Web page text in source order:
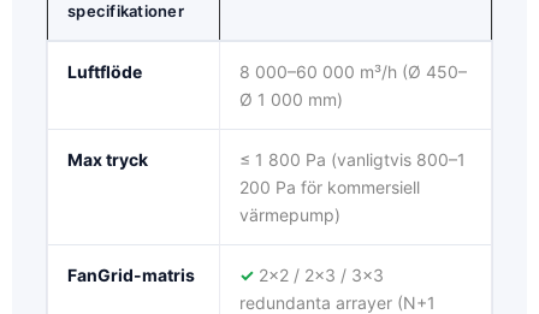
specifikationer
Luftflöde
8 000–60 000 m³/h (Ø 450–
Ø 1 000 mm)
Max tryck
≤ 1 800 Pa (vanligtvis 800–1
200 Pa för kommersiell
värmepump)
FanGrid-matris ✓ 2x2 / 2x3 / 3x3
redundanta arrayer (N+1